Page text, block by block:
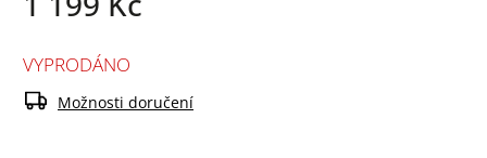
VYPRODÁNO
Možnosti doručení